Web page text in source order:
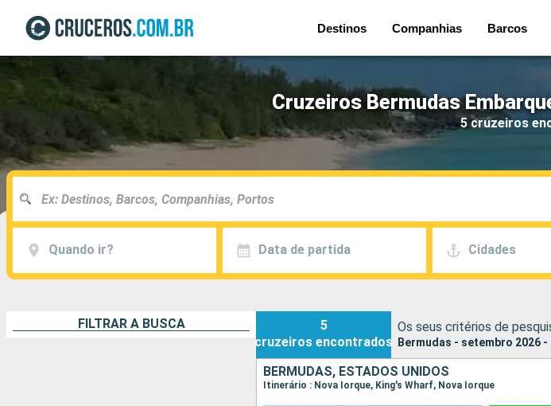
Destinos Companhias Barcos
Cruzeiros Bermudas
5 cruzeiros
Quando ir? Data de partida Cidades
FILTRAR A BUSCA
5
cruzeiros encontrados
Os seus critérios de
Bermudas - setembro 2026 -
BERMUDAS, ESTADOS UNIDOS
Itinerário : Nova Iorque, King's Wharf, Nova Iorque